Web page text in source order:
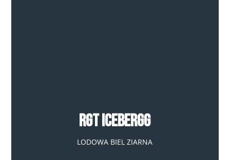
RGT Icebergg
LODOWA BIEL ZIARNA